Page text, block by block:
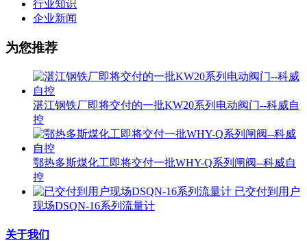
行业知识
企业新闻
为您推荐
湛江钢铁厂即将交付的一批KW20系列电动阀门--科威自
控
鄂热多斯煤化工即将交付一批WHY-Q系列闸阀--科威自
控
已交付到用户
现场DSQN-16系列流量计
关于我们